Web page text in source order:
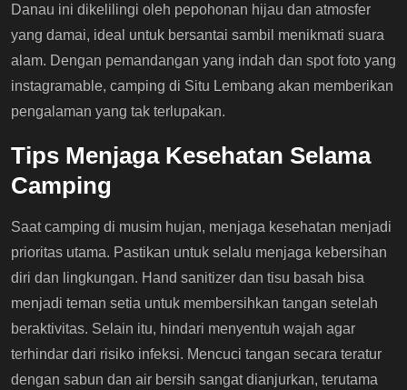
Danau ini dikelilingi oleh pepohonan hijau dan atmosfer
yang damai, ideal untuk bersantai sambil menikmati suara
alam. Dengan pemandangan yang indah dan spot foto yang
instagramable, camping di Situ Lembang akan memberikan
pengalaman yang tak terlupakan.
Tips Menjaga Kesehatan Selama
Camping
Saat camping di musim hujan, menjaga kesehatan menjadi
prioritas utama. Pastikan untuk selalu menjaga kebersihan
diri dan lingkungan. Hand sanitizer dan tisu basah bisa
menjadi teman setia untuk membersihkan tangan setelah
beraktivitas. Selain itu, hindari menyentuh wajah agar
terhindar dari risiko infeksi. Mencuci tangan secara teratur
dengan sabun dan air bersih sangat dianjurkan, terutama